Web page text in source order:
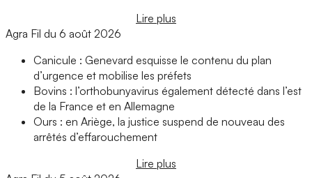
Lire plus
Agra Fil du 6 août 2026
Canicule : Genevard esquisse le contenu du plan
d’urgence et mobilise les préfets
Bovins : l’orthobunyavirus également détecté dans l’est
de la France et en Allemagne
Ours : en Ariège, la justice suspend de nouveau des
arrêtés d’effarouchement
Lire plus